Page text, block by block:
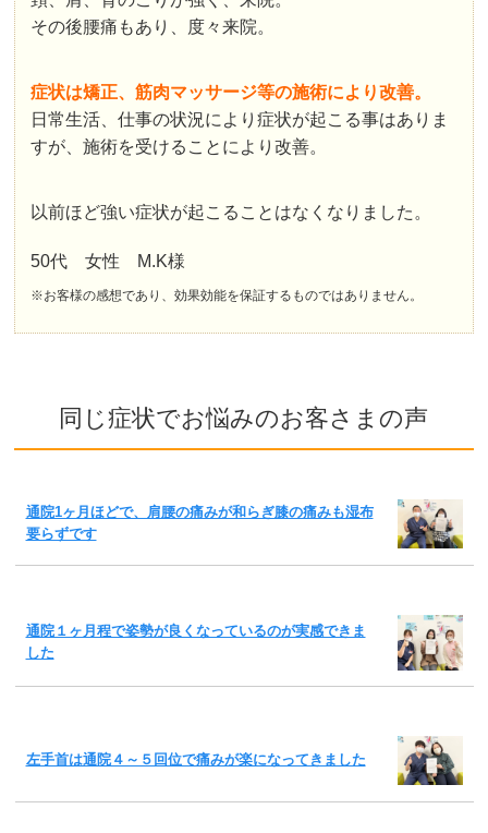
その後腰痛もあり、度々来院。
症状は矯正、筋肉マッサージ等の施術により改善。
日常生活、仕事の状況により症状が起こる事はありま
すが、施術を受けることにより改善。
以前ほど強い症状が起こることはなくなりました。
50代 女性 M.K様
※お客様の感想であり、効果効能を保証するものではありません。
同じ症状でお悩みのお客さまの声
通院1ヶ月ほどで、肩腰の痛みが和らぎ膝の痛みも湿布
要らずです
通院１ヶ月程で姿勢が良くなっているのが実感できま
した
左手首は通院４～５回位で痛みが楽になってきました